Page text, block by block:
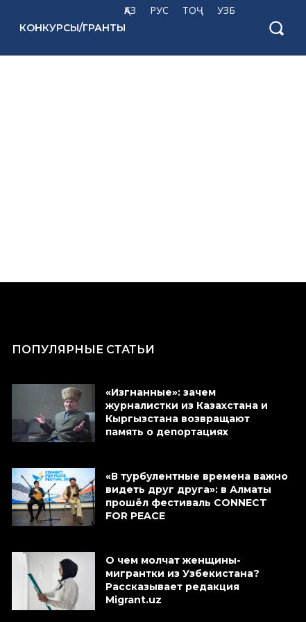
ҚАЗ РУС ТОҶ УЗБ
КОНКУРСЫ/ГРАНТЫ
ПОПУЛЯРНЫЕ СТАТЬИ
«Изгнанные»: зачем
журналистки из Казахстана и
Кыргызстана возвращают
память о депортациях
«В турбулентные времена важно
видеть друг друга»: в Алматы
прошёл фестиваль CONNECT
FOR PEACE
О чем молчат женщины-
мигрантки из Узбекистана?
Рассказывает редакция
Migrant.uz